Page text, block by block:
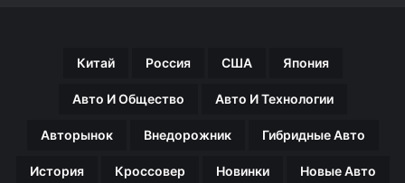
Китай Россия США Япония
Авто И Общество Авто И Технологии
Авторынок Внедорожник Гибридные Авто
История Кроссовер Новинки Новые Авто